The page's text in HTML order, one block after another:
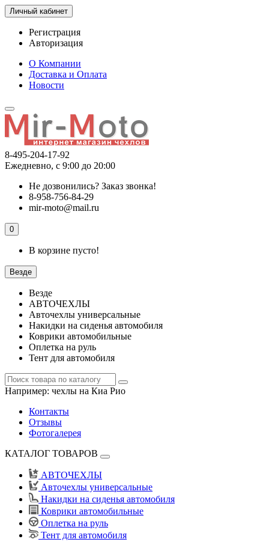
Личный кабинет
Регистрация
Авторизация
О Компании
Доставка и Оплата
Новости
8-495-204-17-92
Ежедневно, с 9:00 до 20:00
Не дозвонились? Заказ звонка!
8-958-756-84-29
mir-moto@mail.ru
0
В корзине пусто!
Везде
Везде
АВТОЧЕХЛЫ
Авточехлы универсальные
Накидки на сиденья автомобиля
Коврики автомобильные
Оплетка на руль
Тент для автомобиля
Например: чехлы на Киа Рио
Контакты
Отзывы
Фотогалерея
КАТАЛОГ ТОВАРОВ
АВТОЧЕХЛЫ
Авточехлы универсальные
Накидки на сиденья автомобиля
Коврики автомобильные
Оплетка на руль
Тент для автомобиля